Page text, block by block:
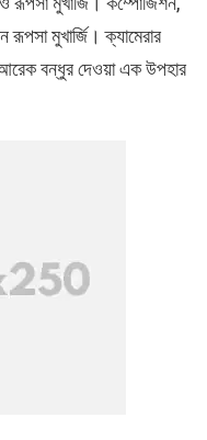
রূপসা মুখার্জি। ক্যামেরার
বন্ধুর দেওয়া এক উপহার